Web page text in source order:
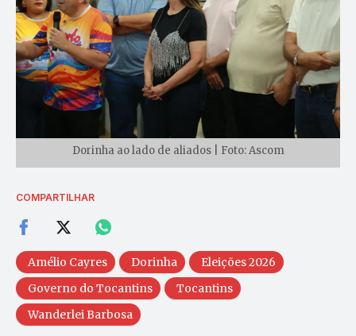
Dorinha ao lado de aliados | Foto: Ascom
COMPARTILHAR
Amélio Cayres Dorinha
Eleições 2026
Governo do Tocantins
Tocantins
Wanderlei Barbosa